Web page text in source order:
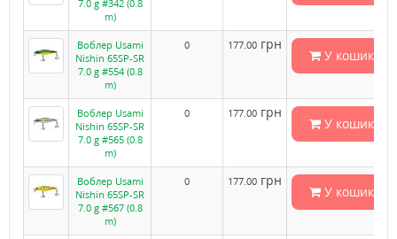
7.0 g #342 (0.8
m)
Воблер Usami
Nishin 65SP-SR
7.0 g #554 (0.8
m)
0 177.00 грн
У кошик
Воблер Usami
Nishin 65SP-SR
7.0 g #565 (0.8
m)
0 177.00 грн
У кошик
Воблер Usami
Nishin 65SP-SR
7.0 g #567 (0.8
m)
0 177.00 грн
У кошик